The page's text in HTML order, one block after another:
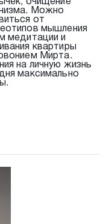
очищение
Можно
от
мышления
медитации и
квартиры
Мирта.
на личную жизнь
максимально